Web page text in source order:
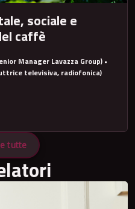
sociale e
caffè
Manager Lavazza Group) •
televisiva, radiofonica)
tutte